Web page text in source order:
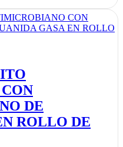
DE
ROLLO DE